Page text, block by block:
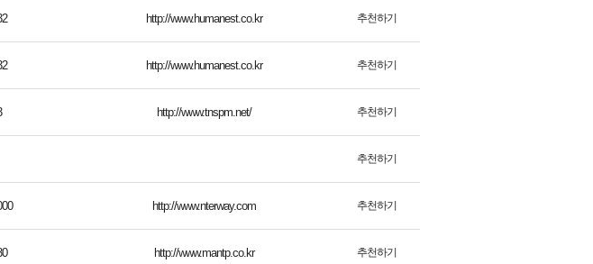
http://www.humanest.co.kr 추천하기
http://www.humanest.co.kr 추천하기
http://www.tnspm.net/ 추천하기
추천하기
http://www.nterway.com 추천하기
http://www.mantp.co.kr 추천하기